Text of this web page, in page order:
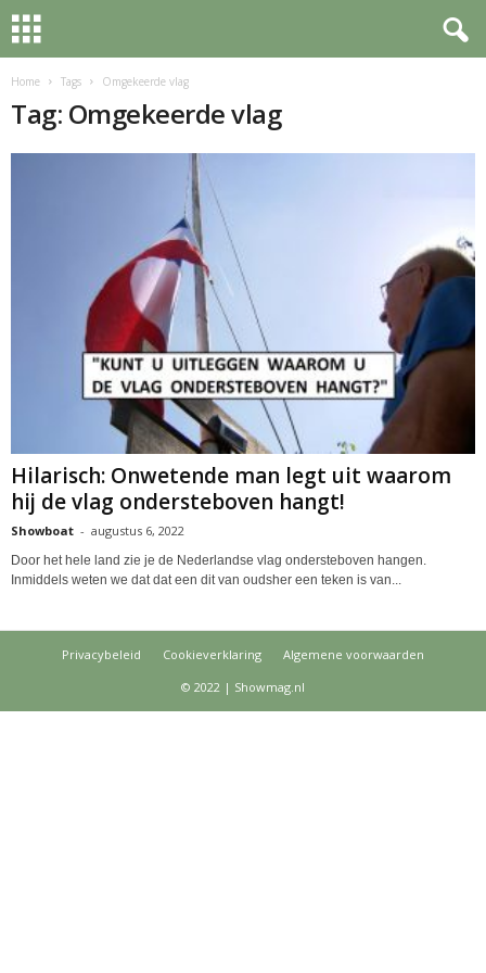
Home Tags Omgekeerde vlag
Tag: Omgekeerde vlag
Hilarisch: Onwetende man legt uit waarom
hij de vlag ondersteboven hangt!
Showboat - augustus 6, 2022
Door het hele land zie je de Nederlandse vlag ondersteboven hangen.
Inmiddels weten we dat dat een dit van oudsher een teken is van...
Privacybeleid Cookieverklaring
Algemene voorwaarden
© 2022 | Showmag.nl